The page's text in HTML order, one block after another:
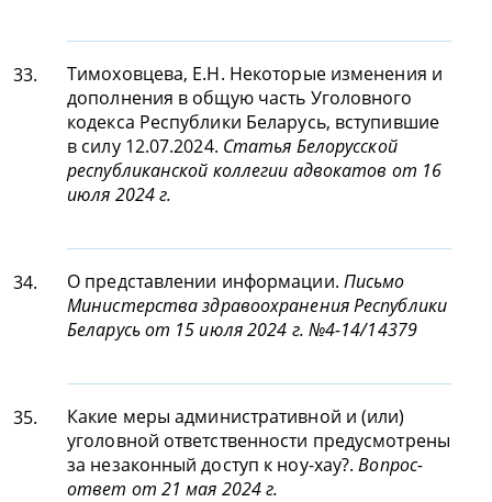
33.
Тимоховцева, Е.Н. Некоторые изменения и
дополнения в общую часть Уголовного
кодекса Республики Беларусь, вступившие
в силу 12.07.2024. Статья Белорусской
республиканской коллегии адвокатов от 16
июля 2024 г.
34. О представлении информации. Письмо
Министерства здравоохранения Республики
Беларусь от 15 июля 2024 г. №4-14/14379
35.
Какие меры административной и (или)
уголовной ответственности предусмотрены
за незаконный доступ к ноу-хау?.Вопрос-
ответ от 21 мая 2024 г.